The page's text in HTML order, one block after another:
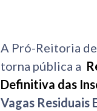
A Pró-Reitoria
torna pública a
Definitiva das
Vagas Residuais